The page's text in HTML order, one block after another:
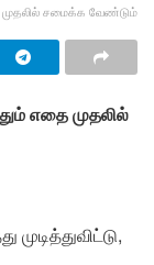
சமைக்க வேண்டும்
எதை முதலில்